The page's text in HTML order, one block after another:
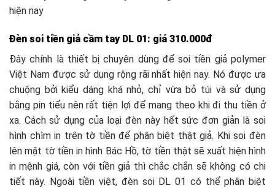
hiện nay
Đèn soi tiền giả cầm tay DL 01: giá 310.000đ
Đây chính là thiết bị chuyên dùng để soi tiền giả polymer
Việt Nam được sử dụng rộng rãi nhất hiện nay. Nó được ưa
chuộng bởi kiểu dáng khá nhỏ, chỉ vừa bỏ túi và sử dụng
bằng pin tiểu nên rất tiện lợi để mang theo khi đi thu tiền ở
xa. Cách sử dụng của loại đèn này hết sức đơn giản là soi
hình chìm in trên tờ tiền để phân biệt thật giả. Khi soi đèn
lên mặt tờ tiền in hình Bác Hồ, tờ tiền thật sẽ xuất hiện hình
in mệnh giá, còn với tiền giả thì chắc chắn sẽ không có chi
tiết này. Ngoài tiền việt, đèn soi DL 01 có thể phân biệt